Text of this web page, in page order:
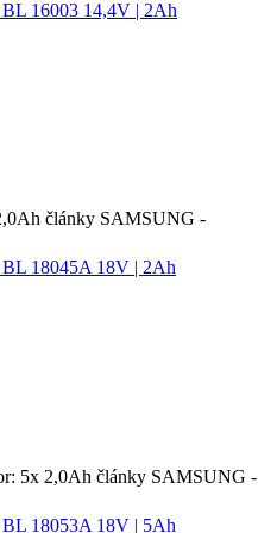
články SAMSUNG -
5x 2,0Ah články SAMSUNG -